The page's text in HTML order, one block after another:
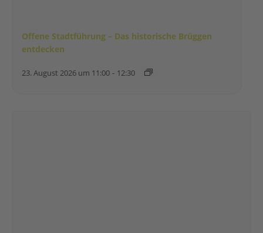
Offene Stadtführung – Das historische Brüggen
entdecken
23. August 2026 um 11:00 - 12:30